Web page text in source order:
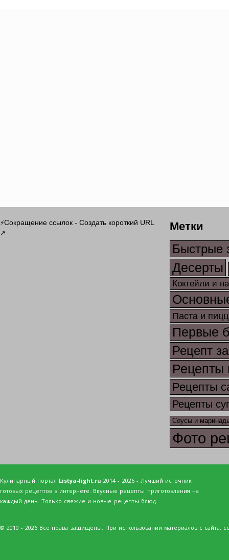
⚡Сокращение ссылок - Создать короткий URL
↗ Метки
Быстрые
Десерты
Коктейли и
Паста и
Первые
Рецепт
Рецепты
Рецепты
Рецепты
Соусы и
Фото
Кулинарный портал Listya-light.ru 2014 - 2026 - Лучший источник
готовых рецептов в интернете. Вкусные рецепты приготовления на
каждый день. Только свежие и новые рецепты блюд.
© 2010 - 2026 Все права защищены. При использовании материалов с сайта,